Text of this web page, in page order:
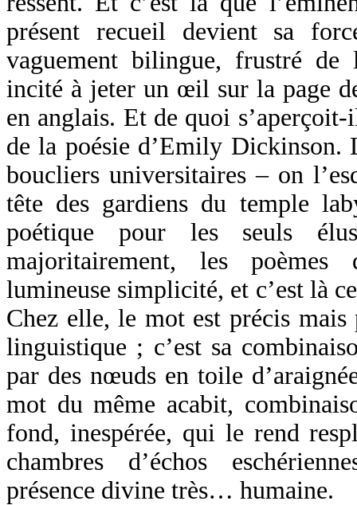
présent recueil devient sa
vaguement bilingue, frustré
incité à jeter un œil sur la page
en anglais. Et de quoi
de la poésie d’Emily Dickinson.
boucliers universitaires – on
tête des gardiens du temple
poétique pour les seuls
majoritairement, les
lumineuse simplicité, et c’est là
Chez elle, le mot est précis mais
linguistique ; c’est sa
par des nœuds en toile
mot du même acabit,
fond, inespérée, qui le rend
chambres d’échos
présence divine très… humaine.